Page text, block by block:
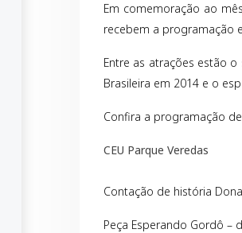
Em comemoração ao
recebem a programação
Entre as atrações estão
Brasileira em 2014 e o
Confira a programação de
CEU Parque Veredas
Contação de história
Peça Esperando Gordô –